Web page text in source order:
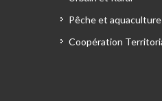
Pêche et aquaculture
Coopération